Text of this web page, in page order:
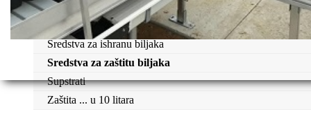
Oprema i instrumenti
Semena povrća
Sredstva za ishranu biljaka
Sredstva za zaštitu biljaka
Supstrati
Zaštita ... u 10 litara